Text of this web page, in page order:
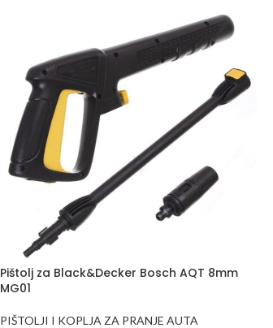
Pištolj za Black&Decker Bosch AQT 8mm
MG01
PIŠTOLJI I KOPLJA ZA PRANJE AUTA